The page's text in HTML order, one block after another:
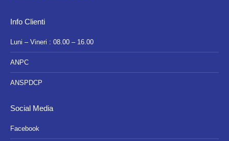
Info Clienti
Luni – Vineri : 08.00 – 16.00
ANPC
ANSPDCP
Social Media
Facebook